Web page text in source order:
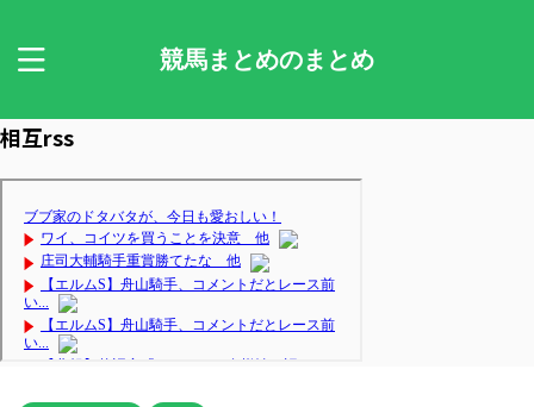
競馬まとめのまとめ
相互rss